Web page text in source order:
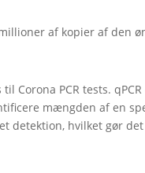
af kopier af den
Corona PCR tests.
mængden af en
detektion, hvilket gør